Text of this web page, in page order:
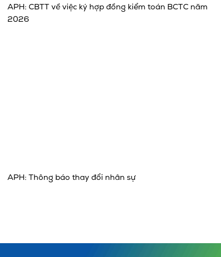
APH: CBTT về việc ký hợp đồng kiểm toán BCTC năm
2026
APH: Thông báo thay đổi nhân sự